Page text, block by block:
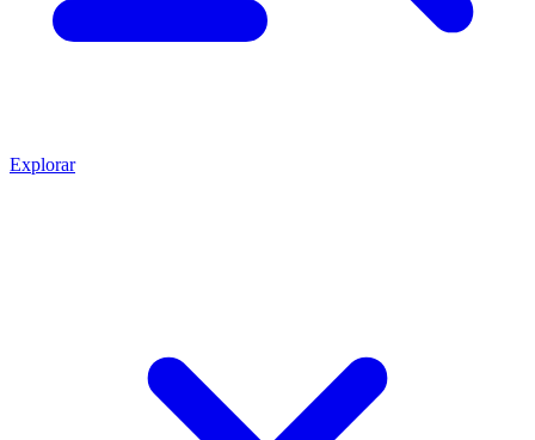
Explorar